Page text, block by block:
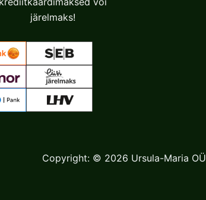
järelmaks!
Copyright: © 2026 Ursula-Maria OÜ